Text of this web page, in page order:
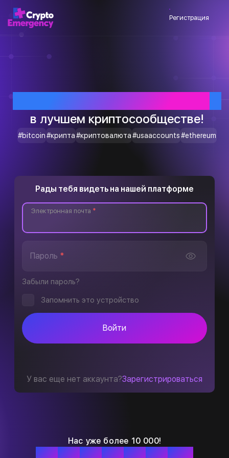
Регистрация
в лучшем криптосообществе!
#bitcoin#крипта#криптовалюта#usaaccounts#ethereum
Нас уже более 10 000!
Рады тебя видеть на нашей платформе
Электронная почта *
Пароль *
Забыли пароль?
Запомнить это устройство
Войти
У вас еще нет аккаунта?Зарегистрироваться